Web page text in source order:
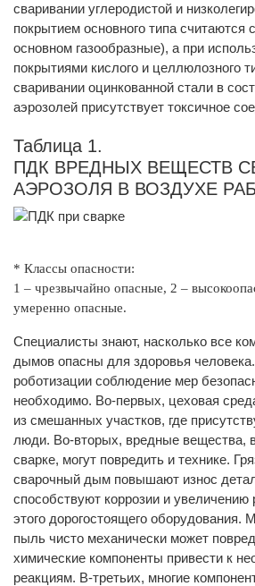
сваривании углеродистой и
покрытием основного типа считаются
основном газообразные), а при
покрытиями кислого и целлюлозного
сваривании оцинкованной стали в
аэрозолей присутствует токсичное
Таблица 1.
ПДК ВРЕДНЫХ ВЕЩЕСТВ
АЭРОЗОЛЯ В ВОЗДУХЕ
* Классы опасности:
1 – чрезвычайно опасные, 2 –
умеренно опасные.
Специалисты знают, насколько все
дымов опасны для здоровья
роботизации соблюдение мер
необходимо. Во-первых, цеховая
из смешанных участков, где
люди. Во-вторых, вредные вещества,
сварке, могут повредить и технике.
сварочный дым повышают износ
способствуют коррозии и
этого дорогостоящего оборудования.
пыль чисто механически может
химические компоненты привести к
реакциям. В-третьих, многие